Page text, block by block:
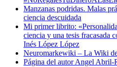
Manzanas podridas. Malas
ciencia descuidada
Mi primer librito:
ciencia y una tesis fracasada
Inés López López
Neuromarkewiki – La Wiki
Página del autor Angel Abril-